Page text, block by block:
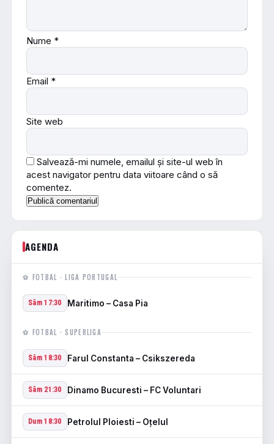
Nume *
Email *
Site web
Salvează-mi numele, emailul și site-ul web în
acest navigator pentru data viitoare când o să
comentez.
AGENDA
⚽ FOTBAL · LIGA PORTUGAL
Sâm 17:30 Maritimo – Casa Pia
⚽ FOTBAL · SUPERLIGA
Sâm 18:30 Farul Constanta – Csikszereda
Sâm 21:30 Dinamo Bucuresti – FC Voluntari
Dum 18:30 Petrolul Ploiesti – Oţelul